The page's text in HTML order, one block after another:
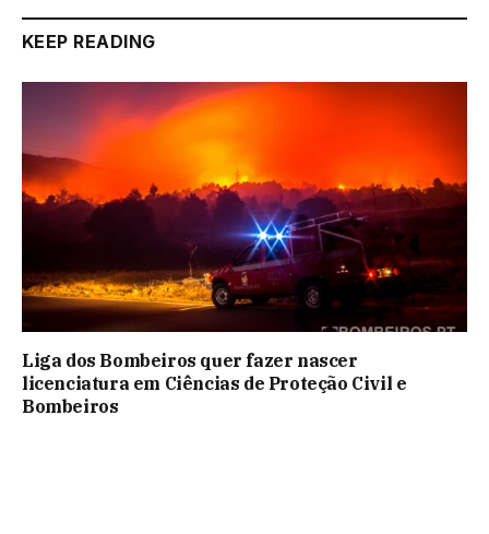
KEEP READING
Liga dos Bombeiros quer fazer nascer
licenciatura em Ciências de Proteção Civil e
Bombeiros